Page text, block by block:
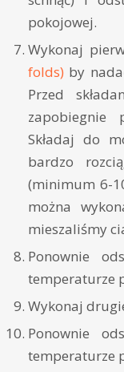
pokojowej.
Wykonaj
folds) by
Przed
Składaj do
bardzo
(minimum 6-
można
mieszaliśmy
Ponownie
temperaturze
Wykonaj
Ponownie
temperaturze